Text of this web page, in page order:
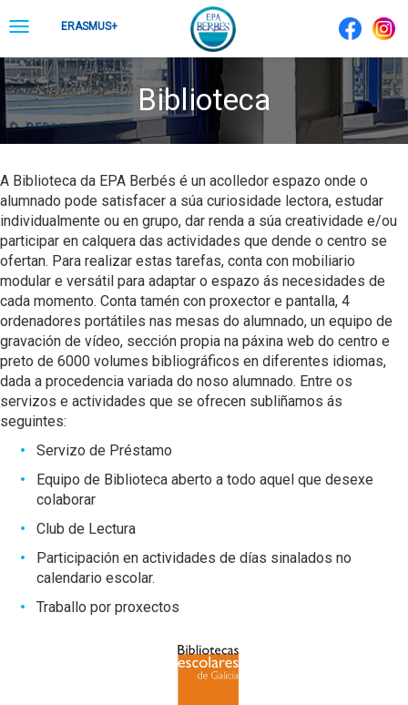
to ToggleERASMUS+
Biblioteca
A Biblioteca da EPA Berbés é un acolledor espazo onde o
alumnado pode satisfacer a súa curiosidade lectora, estudar
individualmente ou en grupo, dar renda a súa creatividade e/ou
participar en calquera das actividades que dende o centro se
ofertan. Para realizar estas tarefas, conta con mobiliario
modular e versátil para adaptar o espazo ás necesidades de
cada momento. Conta tamén con proxector e pantalla, 4
ordenadores portátiles nas mesas do alumnado, un equipo de
gravación de vídeo, sección propia na páxina web do centro e
preto de 6000 volumes bibliográficos en diferentes idiomas,
dada a procedencia variada do noso alumnado. Entre os
servizos e actividades que se ofrecen subliñamos ás
seguintes:
Servizo de Préstamo
Equipo de Biblioteca aberto a todo aquel que desexe
colaborar
Club de Lectura
Participación en actividades de días sinalados no
calendario escolar.
Traballo por proxectos